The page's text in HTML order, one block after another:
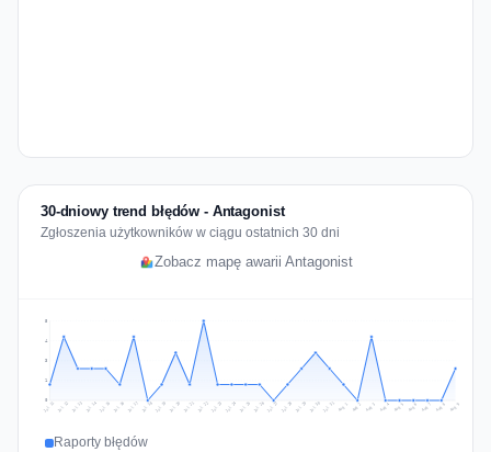
30-dniowy trend błędów - Antagonist
Zgłoszenia użytkowników w ciągu ostatnich 30 dni
Zobacz mapę awarii Antagonist
1
3
4
5
Jul 11 Jul 12 Jul 13 Jul 14 Jul 15 Jul 16 Jul 17 Jul 18 Jul 19 Jul 20 Jul 21 Jul 22 Jul 23 Jul 24 Jul 25 Jul 26 Jul 27 Jul 28 Jul 29 Jul 30 Jul 31 Aug 1 Aug 2 Aug 3 Aug 4 Aug 5 Aug 6 Aug 7 Aug 8 Aug 9
Raporty błędów